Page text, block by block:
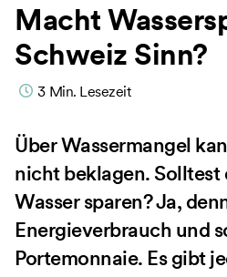
Macht
Schweiz Sinn?
3 Min. Lesezeit
Über Wassermangel
nicht beklagen.
Wasser sparen? Ja,
Energieverbrauch und
Portemonnaie. Es gibt